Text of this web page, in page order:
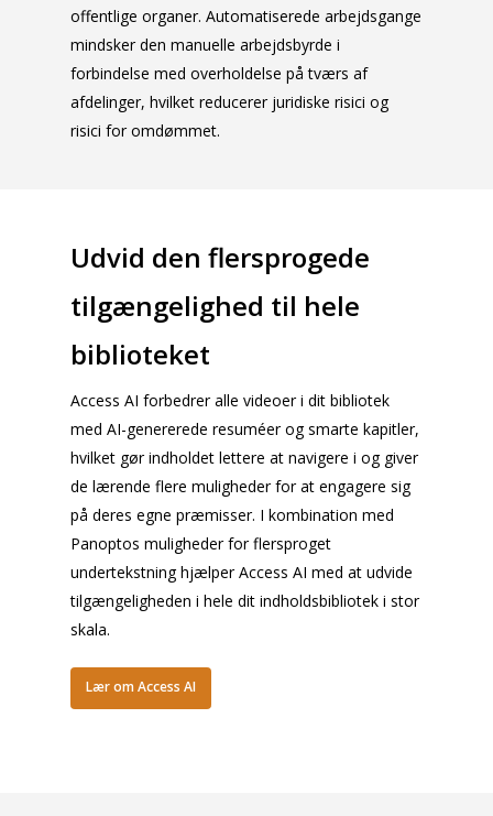
offentlige organer. Automatiserede arbejdsgange
mindsker den manuelle arbejdsbyrde i
forbindelse med overholdelse på tværs af
afdelinger, hvilket reducerer juridiske risici og
risici for omdømmet.
Udvid den flersprogede
tilgængelighed til hele
biblioteket
Access AI forbedrer alle videoer i dit bibliotek
med AI-genererede resuméer og smarte kapitler,
hvilket gør indholdet lettere at navigere i og giver
de lærende flere muligheder for at engagere sig
på deres egne præmisser. I kombination med
Panoptos muligheder for flersproget
undertekstning hjælper Access AI med at udvide
tilgængeligheden i hele dit indholdsbibliotek i stor
skala.
Lær om Access AI